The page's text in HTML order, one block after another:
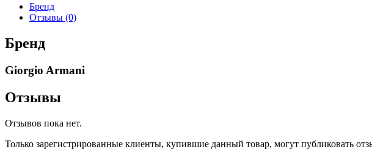
Parfum"
Extrait
60
ОАЭ
женщин
Бренд
Отзывы (0)
Бренд
Giorgio Armani
Отзывы
Отзывов пока нет.
Только зарегистрированные клиенты, купившие данный товар, могут публиковать